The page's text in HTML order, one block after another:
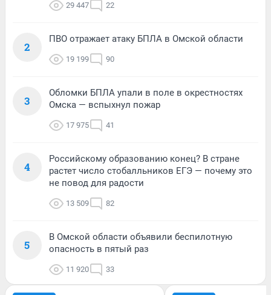
29 447 22
2
ПВО отражает атаку БПЛА в Омской области
19 199 90
3
Обломки БПЛА упали в поле в окрестностях
Омска — вспыхнул пожар
17 975 41
4
Российскому образованию конец? В стране
растет число стобалльников ЕГЭ — почему это
не повод для радости
13 509 82
5
В Омской области объявили беспилотную
опасность в пятый раз
11 920 33